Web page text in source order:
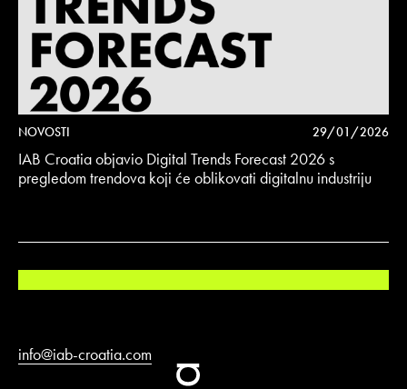
NOVOSTI 29/01/2026
IAB Croatia objavio Digital Trends Forecast 2026 s
pregledom trendova koji će oblikovati digitalnu industriju
info@iab-croatia.com